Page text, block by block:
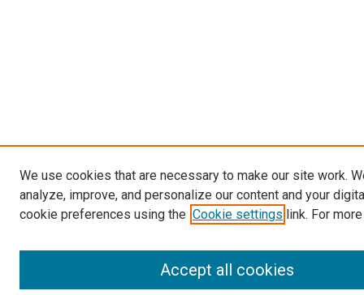
We use cookies that are necessary to make our site work.
analyze, improve, and personalize our content and your
cookie preferences using the Cookie settings link. For
Accept all cookies